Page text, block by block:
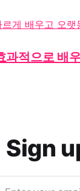
과적으로 배
Sign